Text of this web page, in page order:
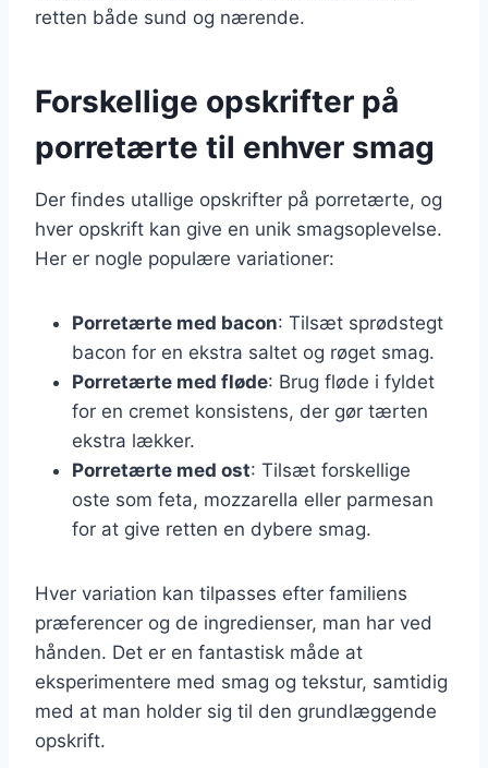
retten både sund og nærende.
Forskellige opskrifter på
porretærte til enhver smag
Der findes utallige opskrifter på porretærte, og
hver opskrift kan give en unik smagsoplevelse.
Her er nogle populære variationer:
Porretærte med bacon: Tilsæt sprødstegt
bacon for en ekstra saltet og røget smag.
Porretærte med fløde: Brug fløde i fyldet
for en cremet konsistens, der gør tærten
ekstra lækker.
Porretærte med ost: Tilsæt forskellige
oste som feta, mozzarella eller parmesan
for at give retten en dybere smag.
Hver variation kan tilpasses efter familiens
præferencer og de ingredienser, man har ved
hånden. Det er en fantastisk måde at
eksperimentere med smag og tekstur, samtidig
med at man holder sig til den grundlæggende
opskrift.